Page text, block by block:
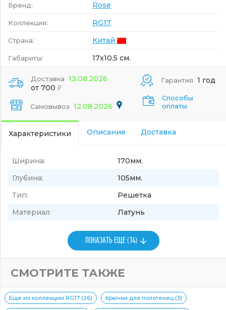
Бренд: Rose
Коллекция: RG17
Страна: Китай
Габариты: 17x10.5 см.
Доставка 13.08.2026
от 700
Самовывоз 12.08.2026
Гарантия 1 год
Способы
оплаты
Характеристики Описание Доставка
Ширина:
170мм.
Глубина:
105мм.
Тип:
Решетка
Материал:
Латунь
ПОКАЗАТЬ ЕЩЕ (14)
СМОТРИТЕ ТАКЖЕ
Еще из коллекции RG17 (26) Крючки для полотенец (3)